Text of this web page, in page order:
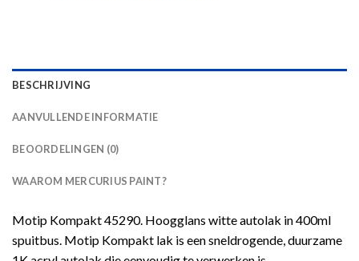
BESCHRIJVING
AANVULLENDE INFORMATIE
BEOORDELINGEN (0)
WAAROM MERCURIUS PAINT?
Motip Kompakt 45290. Hoogglans witte autolak in 400ml
spuitbus. Motip Kompakt lak is een sneldrogende, duurzame